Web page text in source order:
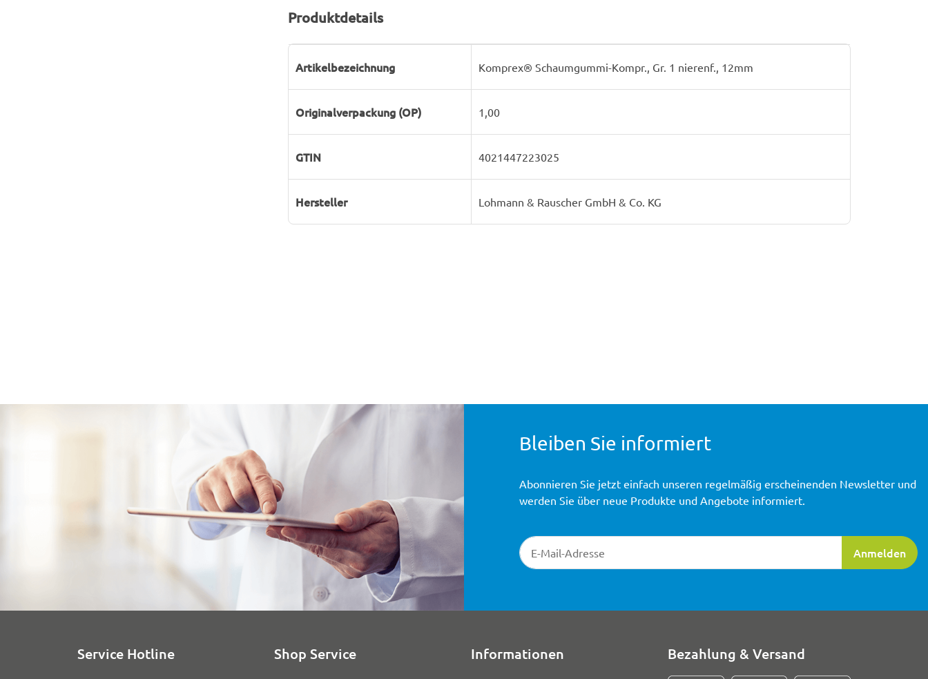
Produktdetails
Artikelbezeichnung Komprex® Schaumgummi-Kompr., Gr. 1 nierenf., 12mm
Originalverpackung (OP) 1,00
GTIN 4021447223025
Hersteller Lohmann & Rauscher GmbH & Co. KG
Bleiben Sie informiert
Newsletter-Registrierung
Anmelden
Abonnieren Sie jetzt einfach unseren regelmäßig erscheinenden Newsletter und
werden Sie über neue Produkte und Angebote informiert.
Service Hotline Shop Service Informationen Bezahlung & Versand